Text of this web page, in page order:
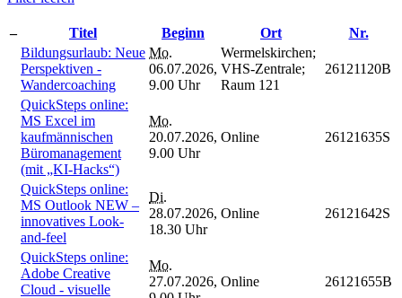
– Titel Beginn Ort
Nr.
Bildungsurlaub: Neue
Perspektiven -
Wandercoaching
Mo.
06.07.2026,
9.00 Uhr
Wermelskirchen;
VHS-Zentrale;
Raum 121
26121120B
QuickSteps online:
MS Excel im
kaufmännischen
Büromanagement
(mit „KI-Hacks“)
Mo.
20.07.2026,
9.00 Uhr
Online 26121635S
QuickSteps online:
MS Outlook NEW –
innovatives Look-
and-feel
Di.
28.07.2026,
18.30 Uhr
Online 26121642S
QuickSteps online:
Adobe Creative
Cloud - visuelle
Mo.
27.07.2026, Online 26121655B